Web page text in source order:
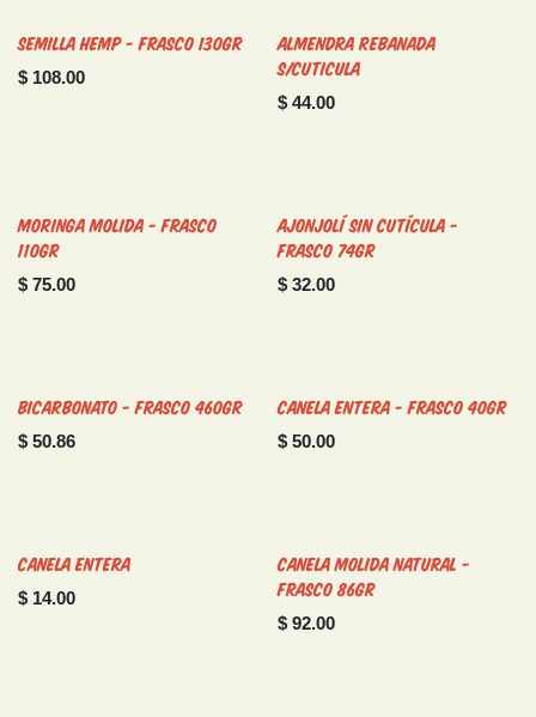
Semilla Hemp - Frasco 130gr
$ 108.00
Almendra Rebanada
S/Cuticula
$ 44.00
Moringa Molida - Frasco
110gr
$ 75.00
Ajonjolí Sin Cutícula -
Frasco 74gr
$ 32.00
Bicarbonato - Frasco 460gr
$ 50.86
Canela Entera - Frasco 40gr
$ 50.00
Canela Entera
$ 14.00
Canela Molida Natural -
Frasco 86gr
$ 92.00